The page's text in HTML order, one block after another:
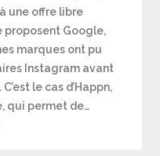
une offre libre
proposent Google,
marques ont pu
Instagram avant
le cas d’Happn,
qui permet de…